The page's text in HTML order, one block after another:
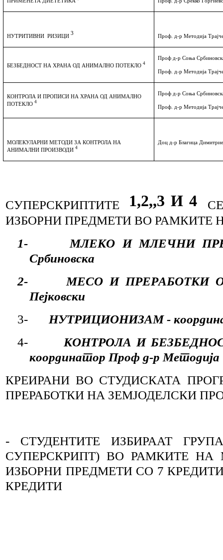
НУТРИТИВНИ РИЗИЦИ
3
Проф. д-р Методија
БЕЗБЕДНОСТ НА ХРАНА ОД АНИМАЛНО ПОТЕКЛО4
Проф д-р Соња
Проф. д-р Методија
КОНТРОЛА И ПРОПИСИ НА ХРАНА ОД АНИМАЛНО
ПОТЕКЛО4
Проф д-р Соња
Проф. д-р Методија
МОЛЕКУЛАРНИ МЕТОДИ ЗА КОНТРОЛА НА
АНИМАЛНИ ПРОИЗВОДИ4
Доц д-р Благица
СУПЕРСКРИПТИТЕ 1,2,,3 И 4
ИЗБОРНИ ПРЕДМЕТИ ВО РАМКИТЕ
1-
МЛЕКО И МЛЕЧНИ
Србиновска
2-
МЕСО И ПРЕРАБОТКИ
Пејковски
3-
НУТРИЦИОНИЗАМ -
4-
КОНТРОЛА И
координатор Проф д-р Методија
КРЕИРАНИ ВО СТУДИСКАТА
ПРЕРАБОТКИ НА ЗЕМЈОДЕЛСКИ
- СТУДЕНТИТЕ ИЗБИРААТ
СУПЕРСКРИПТ) ВО РАМКИТЕ
ИЗБОРНИ ПРЕДМЕТИ СО 7
КРЕДИТИ